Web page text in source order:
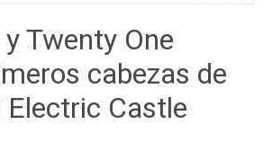
Twenty One
cabezas de
Castle